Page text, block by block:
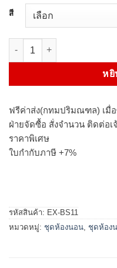
สี
หยิ
ฟรีค่าส่ง(กทมปริมณฑล) เมื่อ
ฝ่ายจัดซื้อ สั่งจำนวน ติดต่อเ
ราคาพิเศษ
ใบกำกับภาษี +7%
รหัสสินค้า: EX-BS11
หมวดหมู่: ชุดห้องนอน ชุดห้อง